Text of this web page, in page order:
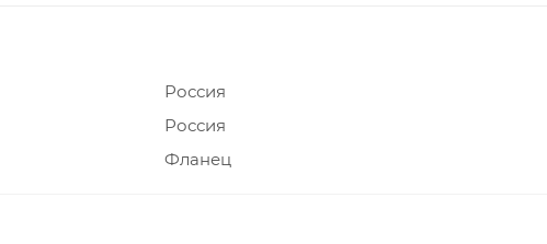
Россия
Россия
Фланец